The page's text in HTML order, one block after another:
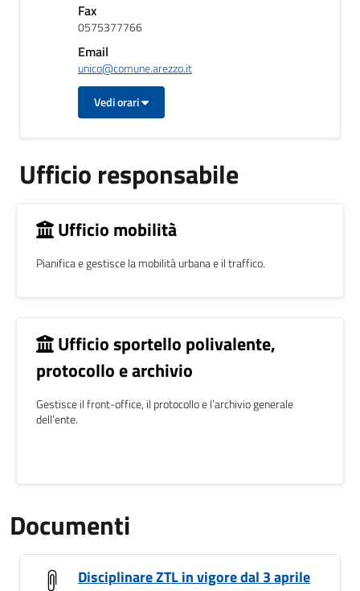
Fax
0575377766
Email
unico@comune.arezzo.it
Vedi orari
Ufficio responsabile
Ufficio mobilità
Pianifica e gestisce la mobilità urbana e il traffico.
Ufficio sportello polivalente,
protocollo e archivio
Gestisce il front-office, il protocollo e l’archivio generale
dell’ente.
Documenti
Disciplinare ZTL in vigore dal 3 aprile